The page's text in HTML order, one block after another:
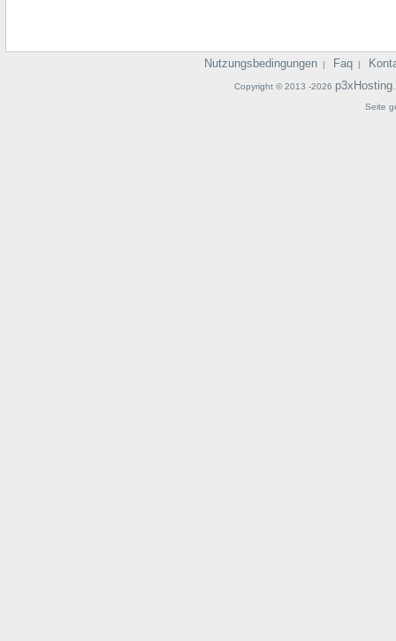
Nutzungsbedingungen | Faq |
Copyright © 2013 -2026
Seite